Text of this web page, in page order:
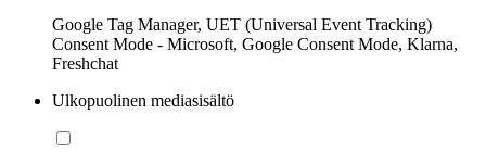
Google Tag Manager, UET (Universal Event Tracking)
Consent Mode - Microsoft, Google Consent Mode, Klarna,
Freshchat
Ulkopuolinen mediasisältö